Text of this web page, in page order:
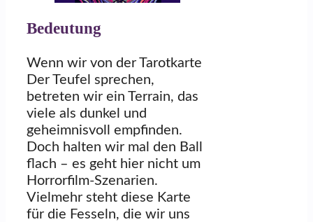
Bedeutung
Wenn wir von der Tarotkarte
Der Teufel sprechen,
betreten wir ein Terrain, das
viele als dunkel und
geheimnisvoll empfinden.
Doch halten wir mal den Ball
flach – es geht hier nicht um
Horrorfilm-Szenarien.
Vielmehr steht diese Karte
für die Fesseln, die wir uns